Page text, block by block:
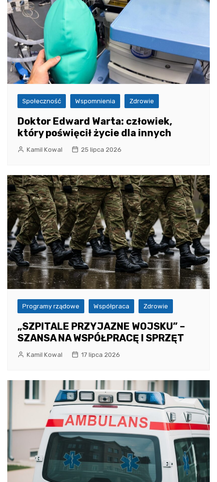
Społeczność Wspomnienia Zdrowie
Doktor Edward Warta: człowiek,
który poświęcił życie dla innych
Kamil Kowal 25 lipca 2026
Programy rządowe Współpraca Zdrowie
„SZPITALE PRZYJAZNE WOJSKU” –
SZANSA NA WSPÓŁPRACĘ I SPRZĘT
Kamil Kowal 17 lipca 2026